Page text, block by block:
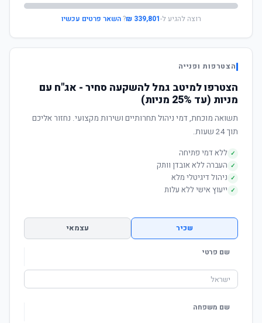
רוצה להגיע ל-339,801 ₪
?השאר פרטים עכשיו
הצטרפות ופנייה
הצטרפו למיטב גמל להשקעה סחיר - אג"ח עם
מניות (עד 25% מניות)
תשואה מוכחת, דמי ניהול תחרותיים ושירות מקצועי. נחזור אליכם
תוך 24 שעות.
✓ ללא דמי פתיחה
✓ העברה ללא אובדן וותק
✓ ניהול דיגיטלי מלא
✓ ייעוץ אישי ללא עלות
שכיר עצמאי
שם פרטי
שם משפחה